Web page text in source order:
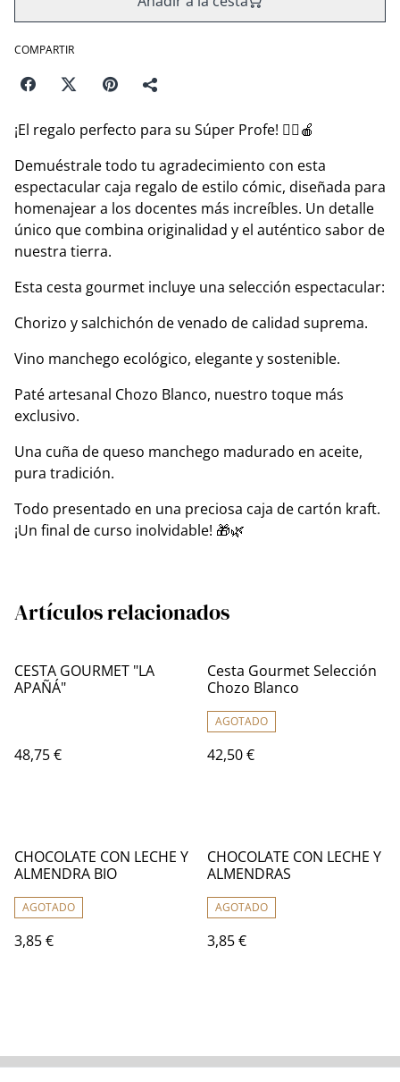
COMPARTIR
¡El regalo perfecto para su Súper Profe! 🦸‍♂️🍎
Demuéstrale todo tu agradecimiento con esta
espectacular caja regalo de estilo cómic, diseñada para
homenajear a los docentes más increíbles. Un detalle
único que combina originalidad y el auténtico sabor de
nuestra tierra.
Esta cesta gourmet incluye una selección espectacular:
Chorizo y salchichón de venado de calidad suprema.
Vino manchego ecológico, elegante y sostenible.
Paté artesanal Chozo Blanco, nuestro toque más
exclusivo.
Una cuña de queso manchego madurado en aceite,
pura tradición.
Todo presentado en una preciosa caja de cartón kraft.
¡Un final de curso inolvidable! 🎁🌿
Artículos relacionados
CESTA GOURMET "LA
APAÑÁ"
48,75 €
Cesta Gourmet Selección
Chozo Blanco
AGOTADO
42,50 €
CHOCOLATE CON LECHE Y
ALMENDRA BIO
AGOTADO
3,85 €
CHOCOLATE CON LECHE Y
ALMENDRAS
AGOTADO
3,85 €